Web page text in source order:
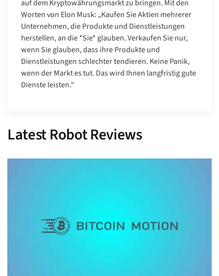
auf dem Kryptowährungsmarkt zu bringen. Mit den
Worten von Elon Musk: „Kaufen Sie Aktien mehrerer
Unternehmen, die Produkte und Dienstleistungen
herstellen, an die *Sie* glauben. Verkaufen Sie nur,
wenn Sie glauben, dass ihre Produkte und
Dienstleistungen schlechter tendieren. Keine Panik,
wenn der Markt es tut. Das wird Ihnen langfristig gute
Dienste leisten.“
Latest Robot Reviews